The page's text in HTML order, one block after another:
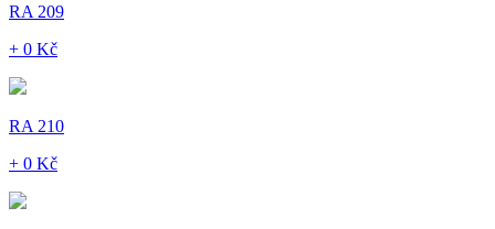
RA 209
+ 0 Kč
RA 210
+ 0 Kč